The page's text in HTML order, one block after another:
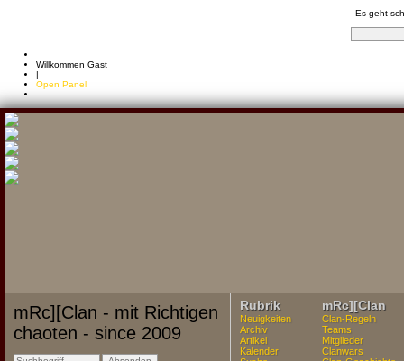
Es geht
Willkommen Gast
|
Open Panel
mRc][Clan - mit Richtigen
chaoten - since 2009
Rubrik mRc][Clan
Neuigkeiten
Archiv
Artikel
Kalender
Clan-Regeln
Teams
Mitglieder
Clanwars